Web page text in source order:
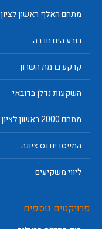
מתחם האלף ראשון לציון
רובע הים חדרה
קרקע ברמת השרון
השקעות נדלן בדובאי
מתחם 2000 ראשון לציון
המייסדים נס ציונה
ליווי משקיעים
פרויקטים נוספים